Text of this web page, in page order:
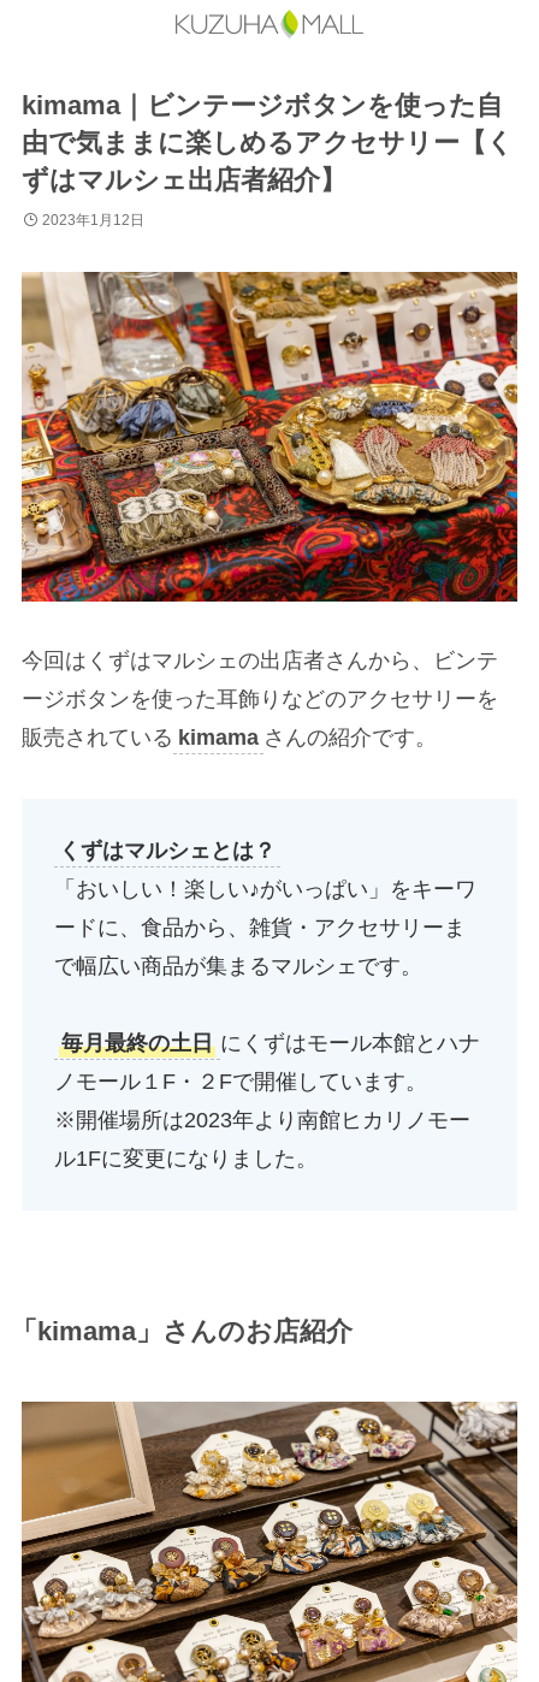
kimama｜ビンテージボタンを使った自
由で気ままに楽しめるアクセサリー【く
ずはマルシェ出店者紹介】
2023年1月12日
今回はくずはマルシェの出店者さんから、ビンテ
ージボタンを使った耳飾りなどのアクセサリーを
販売されている kimama さんの紹介です。
くずはマルシェとは？
「おいしい！楽しい♪がいっぱい」をキーワ
ードに、食品から、雑貨・アクセサリーま
で幅広い商品が集まるマルシェです。
毎月最終の土日 にくずはモール本館とハナ
ノモール１F・２Fで開催しています。
※開催場所は2023年より南館ヒカリノモー
ル1Fに変更になりました。
「kimama」さんのお店紹介